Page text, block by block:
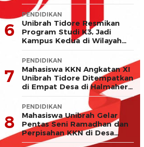
6
PENDIDIKAN
Unibrah Tidore Resmikan
Program Studi K3, Jadi
Kampus Kedua di Wilayah
LLDIKTI XII
7
PENDIDIKAN
Mahasiswa KKN Angkatan XI
Unibrah Tidore Ditempatkan
di Empat Desa di Halmahera
Timur
8
PENDIDIKAN
Mahasiswa Unibrah Gelar
Pentas Seni Ramadhan dan
Perpisahan KKN di Desa
Akejawi